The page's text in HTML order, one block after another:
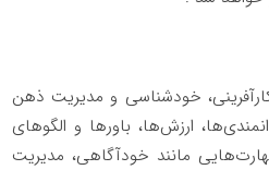
خودشناسی و مدیریت ذهن
ارزش‌ها، باورها و الگوهای
مانند خودآگاهی، مدیریت